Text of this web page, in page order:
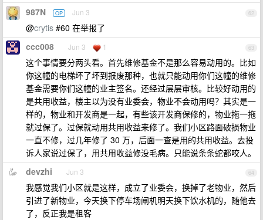
62
987N OP Jun 3
@crytis #60 在举报了
63
ccc008 Jun 3 1
这个事情要分两头看。首先维修基金不是那么容易动用的。比如
你这幢的电梯坏了坏到报废那种，也就只能动用你们这幢的维修
基金需要你们这幢的业主签名。还经过层层审核。比较好动用的
是共用收益，楼主以为没有业委会，物业不会动用吗？其实是一
样的，物业和开发商是一起，有些该开发商保修的，物业拖一拖
就过保了。过保就动用共用收益来修了。我们小区路面破损物业
一直不修，过几年修了 30 万，后面一查是用的共用收益。去投
诉人家说过保了，用共用收益修没毛病。只能说条条蛇都咬人。
64
devzhi Jun 3
我感觉我们小区就是这样，成立了业委会，换掉了老物业，然后
引进了新物业，今天换下停车场闸机明天换下饮水机的，随他去
了，反正我是租客